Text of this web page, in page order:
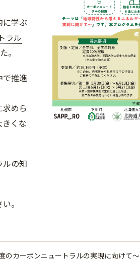
に学ぶ
ラル
。
推進
めら
くな
の知
。
のカーボンニュートラルの実現に向けて～